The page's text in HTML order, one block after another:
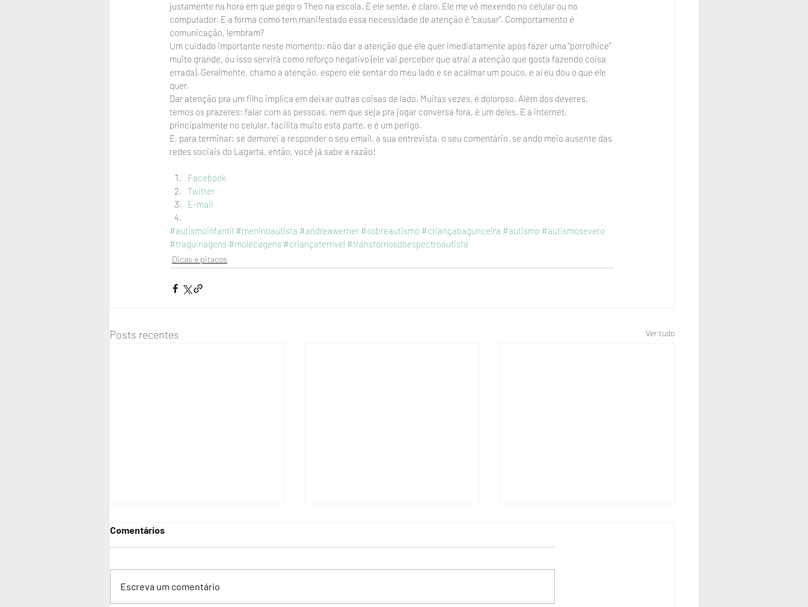
justamente na hora em que pego o Theo na escola. E ele sente, é claro. Ele me vê mexendo no celular ou no
computador. E a forma como tem manifestado essa necessidade de atenção é “causar”. Comportamento é
comunicação, lembram?
Um cuidado importante neste momento: não dar a atenção que ele quer imediatamente após fazer uma “porrolhice”
muito grande, ou isso servirá como reforço negativo (ele vai perceber que atrai a atenção que gosta fazendo coisa
errada). Geralmente, chamo a atenção, espero ele sentar do meu lado e se acalmar um pouco, e aí eu dou o que ele
quer.
Dar atenção pra um filho implica em deixar outras coisas de lado. Muitas vezes, é doloroso. Além dos deveres,
temos os prazeres: falar com as pessoas, nem que seja pra jogar conversa fora, é um deles. E a internet,
principalmente no celular, facilita muito esta parte, e é um perigo.
E, para terminar: se demorei a responder o seu email, a sua entrevista, o seu comentário, se ando meio ausente das
redes sociais do Lagarta, então, você já sabe a razão!
Facebook
Twitter
E-mail
#autismoinfantil #meninoautista #andreawerner #sobreautismo #criançabagunceira #autismo #autismosevero
#traquinagens #molecagens #criançaterrível #transtornosdoespectroautista
Dicas e pitacos
Posts recentes Ver tudo
Comentários
Escreva um comentário